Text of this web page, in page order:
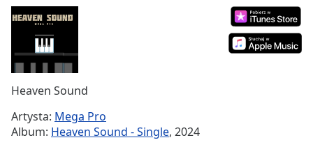
Mute
Current
0:00
Duration-:-
Loaded:
Stream
TypeLIVE
Heaven Sound
Artysta: Mega Pro
Album: Heaven Sound - Single, 2024